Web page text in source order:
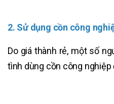
2. Sử dụng cồn công
Do giá thành rẻ, một số
tình dùng cồn công nghiệp